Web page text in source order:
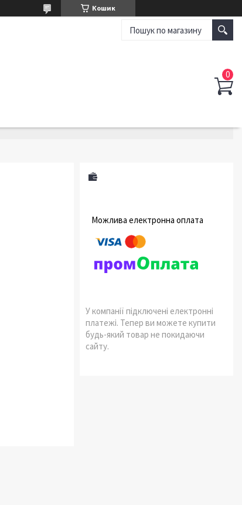
Кошик
У компанії підключені електронні
платежі. Тепер ви можете купити
будь-який товар не покидаючи
сайту.